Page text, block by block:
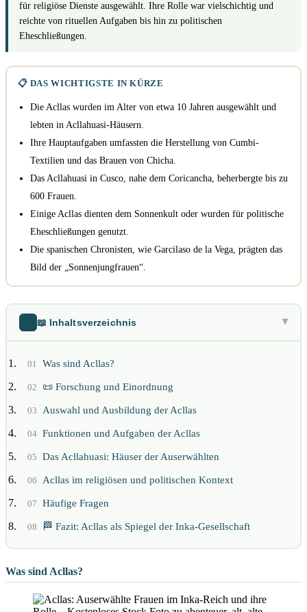
für religiöse Dienste ausgewählt. Ihre Rolle war vielschichtig und
reichte von rituellen Aufgaben bis hin zu politischen
Eheschließungen.
📋 DAS WICHTIGSTE IN KÜRZE
Die Acllas wurden im Alter von etwa 10 Jahren ausgewählt und
lebten in Acllahuasi-Häusern.
Ihre Hauptaufgaben umfassten die Herstellung von Cumbi-
Textilien und das Brauen von Chicha.
Das Acllahuasi in Cusco, nahe dem Coricancha, beherbergte bis zu
600 Frauen.
Einige Acllas dienten dem Sonnenkult oder wurden für politische
Eheschließungen genutzt.
Die spanischen Chronisten, wie Garcilaso de la Vega, prägten das
Bild der „Sonnenjungfrauen“.
📖 Inhaltsverzeichnis ▶
01 Was sind Acllas?
02 📜 Forschung und Einordnung
03 Auswahl und Ausbildung der Acllas
04 Funktionen und Aufgaben der Acllas
05 Das Acllahuasi: Häuser der Auserwählten
06 Acllas im religiösen und politischen Kontext
07 Häufige Fragen
08 🏁 Fazit: Acllas als Spiegel der Inka-Gesellschaft
Was sind Acllas?